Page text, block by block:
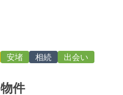
安堵 相続 出会い
件